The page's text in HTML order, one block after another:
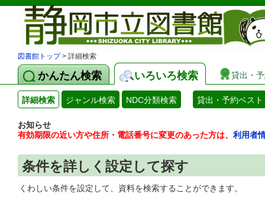
図書館トップ> 詳細検索
かんたん検索 いろいろ検索 貸出・
詳細検索 ジャンル検索 NDC分類検索 貸出・予約ベスト
お知らせ
有効期限の近い方や住所・電話番号に変更のあった方は、 利用者
条件を詳しく設定して探す
くわしい条件を設定して、資料を検索することができます。